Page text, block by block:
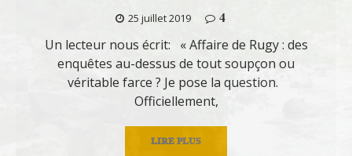
25 juillet 2019
4
Un lecteur nous écrit: « Affaire de Rugy : des
enquêtes au-dessus de tout soupçon ou
véritable farce ? Je pose la question.
Officiellement,
LIRE PLUS